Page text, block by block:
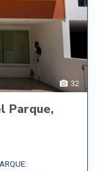
32
Parque,